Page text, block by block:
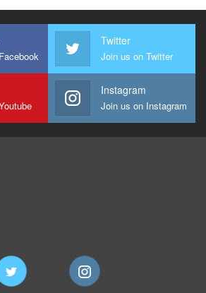
Twitter
Join us on Twitter
Instagram
Join us on Instagram